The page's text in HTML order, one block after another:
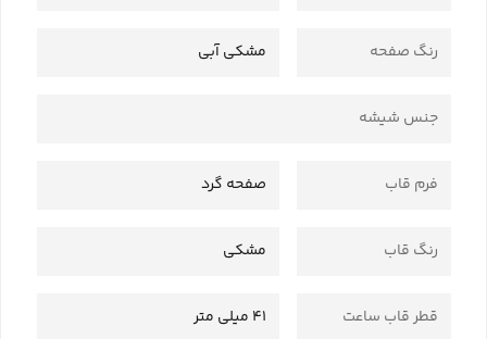
رنگ صفحه مشکی آبی
جنس شیشه
فرم قاب صفحه گرد
رنگ قاب مشکی
قطر قاب ساعت 41 میلی متر